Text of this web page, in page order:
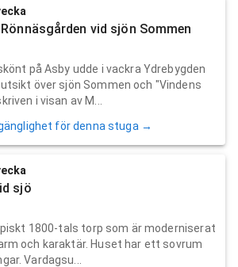
vid sjön Sommen
på Asby udde i vackra Ydrebygden
över sjön Sommen och "Vindens
i visan av M...
för denna stuga →
sjö
1800-tals torp som är moderniserat
och karaktär. Huset har ett sovrum
Vardagsu...